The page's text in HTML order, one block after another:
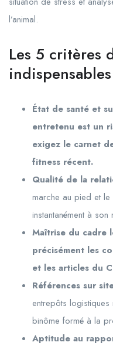
l’animal.
Les 5 critères
État de santé et
entretenu est un
exigez le carnet
fitness récent.
Qualité de la
marche au pied et le
instantanément à
Maîtrise du cadre
précisément les
et les articles du
Références sur
entrepôts logistiques
binôme formé à la
Aptitude au